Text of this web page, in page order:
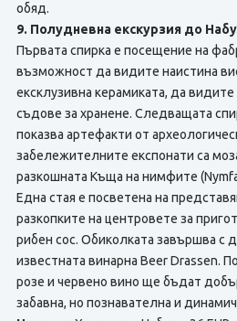
обяд.
9. Полудневна екскурзия до
Първата спирка е посещение на
възможност да видите наистина
ексклузивна керамиката, да
съдове за хранене. Следващата
показва артефакти от
забележителните експонати са
разкошната Къща на нимфите
Една стая е посветена на
разкопките на центровете за
рибен сос. Обиколката завършва с
известната винарна Beer Drassen.
розе и червено вино ще бъдат
забавна, но познавателна и